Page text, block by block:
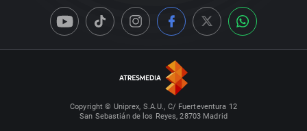
Copyright © Uniprex, S.A.U., C/ Fuerteventura 12
San Sebastián de los Reyes, 28703 Madrid